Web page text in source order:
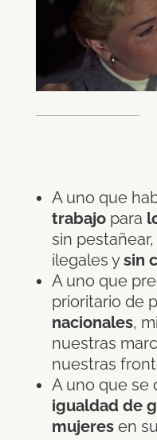
A uno que
trabajopara
sin
ilegales ysin
A uno que
prioritario de
nacionales,
nuestras
nuestras
A uno que se
igualdad de
mujeresen